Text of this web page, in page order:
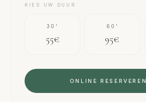
KIES UW DUUR
30'
55€
60'
95€
ONLINE RESERVEREN